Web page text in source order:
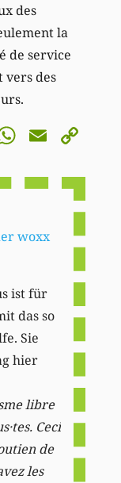
des
la
de service
vers des
Email
woxx
ist für
das so
Sie
hier
libre
Ceci
de
les